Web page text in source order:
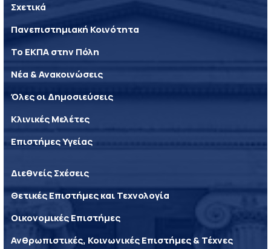
Σχετικά
Πανεπιστημιακή Κοινότητα
Το ΕΚΠΑ στην Πόλη
Νέα & Ανακοινώσεις
Όλες οι Δημοσιεύσεις
Κλινικές Μελέτες
Επιστήμες Υγείας
Διεθνείς Σχέσεις
Θετικές Επιστήμες και Τεχνολογία
Οικονομικές Επιστήμες
Ανθρωπιστικές, Κοινωνικές Επιστήμες & Τέχνες